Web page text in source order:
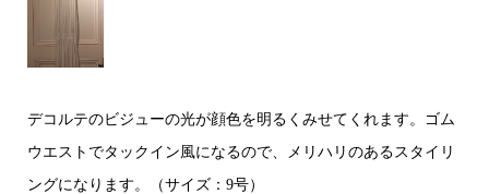
デコルテのビジューの光が顔色を明るくみせてくれます。ゴム
ウエストでタックイン風になるので、メリハリのあるスタイリ
ングになります。（サイズ：9号）